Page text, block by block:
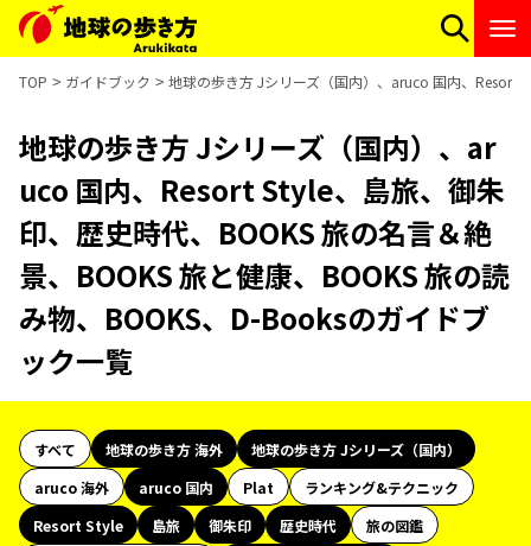
TOP ガイドブック 地球の歩き方 Jシリーズ（国内）、aruco 国内、Resort
地球の歩き方 Jシリーズ（国内）、ar
uco 国内、Resort Style、島旅、御朱
印、歴史時代、BOOKS 旅の名言＆絶
景、BOOKS 旅と健康、BOOKS 旅の読
み物、BOOKS、D-Booksのガイドブ
ック一覧
すべて 地球の歩き方 海外
地球の歩き方 Jシリーズ（国内）
aruco 海外
aruco 国内 Plat
ランキング&テクニック
Resort Style
島旅 御朱印 歴史時代
旅の図鑑